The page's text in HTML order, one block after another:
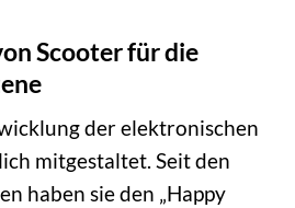
Scooter für die
der elektronischen
mitgestaltet. Seit den
haben sie den „Happy